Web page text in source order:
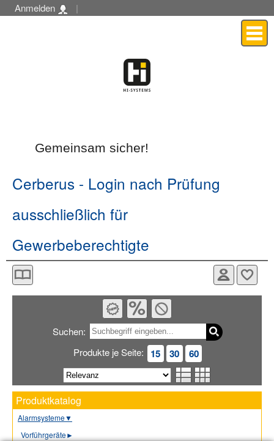
Gemeinsam sicher!
Cerberus - Login nach Prüfung
ausschließlich für
Gewerbeberechtigte
Suchen:
Produkte je Seite:
15 30 60
Produktkatalog
Alarmsysteme▼
Vorführgeräte►
Anmelden |